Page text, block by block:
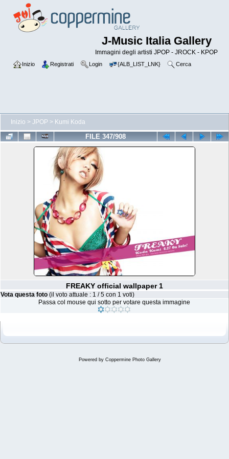
J-Music Italia Gallery
Immagini degli artisti JPOP - JROCK - KPOP
Inizio Registrati Login {ALB_LIST_LNK} Cerca
Inizio > JPOP > Kumi Koda
FILE 347/908
FREAKY official wallpaper 1
Vota questa foto (il voto attuale : 1 / 5 con 1 voti)
Passa col mouse qui sotto per votare questa immagine
Powered by Coppermine Photo Gallery